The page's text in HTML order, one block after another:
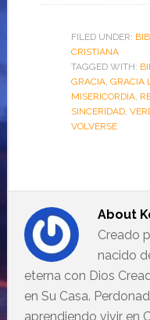
FILED UNDER:
CRISTIANA
TAGGED WITH:
GRACIA, GRACIA
MISERICORDIA,
SINCERIDAD,
VOLVERSE
About
Creado
nacido
eterna con Dios
en Su Casa.
aprendiendo vivir en